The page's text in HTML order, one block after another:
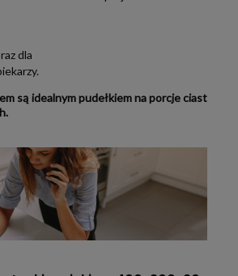
dla
są idealnym pudełkiem na porcje ciast